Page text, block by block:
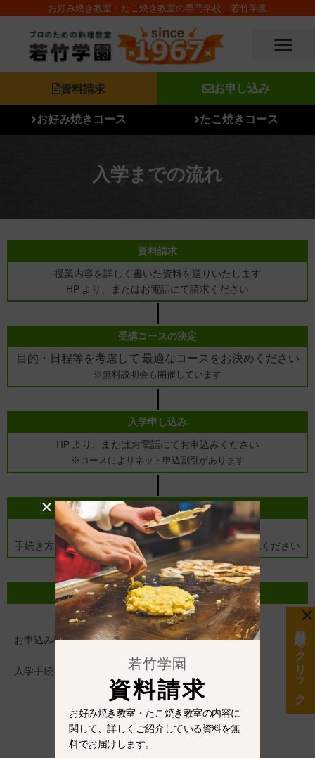
お好み焼き教室・たこ焼き教室の専門学校｜若竹学園
資料請求 お申し込み
お好み焼きコース たこ焼きコース
入学までの流れ
資料請求
授業内容を詳しく書いた資料を送りいたします
HP より、またはお電話にて請求ください
受講コースの決定
目的・日程等を考慮して 最適なコースをお決めください
※無料説明会も開催しています
入学申し込み
HP より、またはお電話にてお申込みください
※コースによりネット申込割引があります
入学手続き
お申込み後入学確認書を郵送いたします
手続き方法、当日のご案内を同封していますのでご確認ください
入学・受講
お申込み確認後入学確認書をお送りいたします。
入学手続き方法が記載されていますのでご確認ください
資料請求
受講コースの決定
資料請求をクリック
若竹学園
資料請求
お好み焼き教室・たこ焼き教室の内容に
関して、詳しくご紹介している資料を無
料でお届けします。